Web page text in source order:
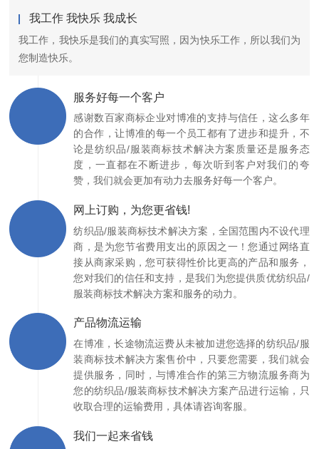
我工作 我快乐 我成长
我工作，我快乐是我们的真实写照，因为快乐工作，所以我们为
您制造快乐。
服务好每一个客户
感谢数百家商标企业对博准的支持与信任，这么多年
的合作，让博准的每一个员工都有了进步和提升，不
论是纺织品/服装商标技术解决方案质量还是服务态
度，一直都在不断进步，每次听到客户对我们的夸
赞，我们就会更加有动力去服务好每一个客户。
网上订购，为您更省钱!
纺织品/服装商标技术解决方案，全国范围内不设代理
商，是为您节省费用支出的原因之一！您通过网络直
接从商家采购，您可获得性价比更高的产品和服务，
您对我们的信任和支持，是我们为您提供质优纺织品/
服装商标技术解决方案和服务的动力。
产品物流运输
在博准，长途物流运费从未被加进您选择的纺织品/服
装商标技术解决方案售价中，只要您需要，我们就会
提供服务，同时，与博准合作的第三方物流服务商为
您的纺织品/服装商标技术解决方案产品进行运输，只
收取合理的运输费用，具体请咨询客服。
我们一起来省钱